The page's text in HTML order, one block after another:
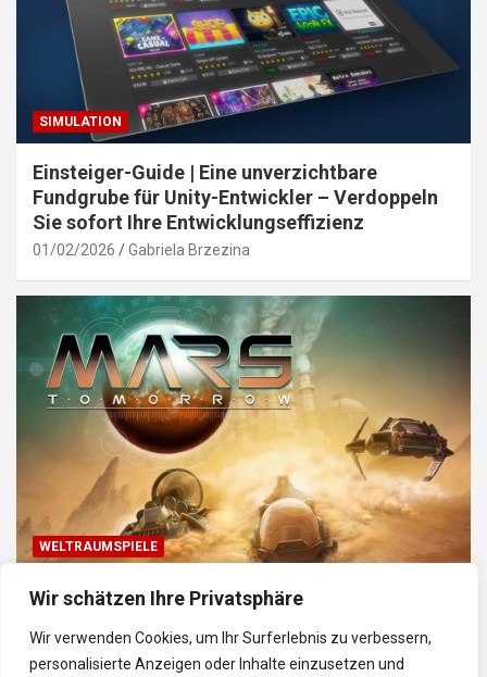
Wir schätzen Ihre Privatsphäre
Wir verwenden Cookies, um Ihr Surferlebnis zu verbessern,
personalisierte Anzeigen oder Inhalte einzusetzen und
SIMULATION
Einsteiger-Guide | Eine unverzichtbare
Fundgrube für Unity-Entwickler – Verdoppeln
Sie sofort Ihre Entwicklungseffizienz
01/02/2026 Gabriela Brzezina
WELTRAUMSPIELE
Top Weltraum-Browser-Spiele: Erkunde, baue